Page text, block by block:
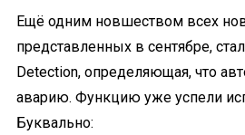
Ещё одним новшеством всех
представленных в сентябре,
Detection, определяющая, что
аварию. Функцию уже успели
Буквально: